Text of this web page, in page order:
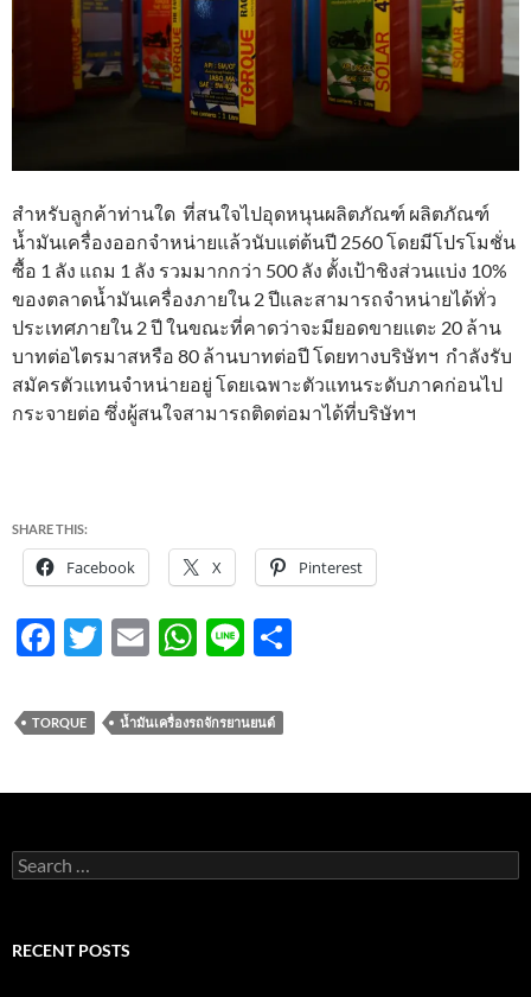
สำหรับลูกค้าท่านใด ที่สนใจไปอุดหนุนผลิตภัณฑ์ ผลิตภัณฑ์
น้ำมันเครื่องออกจำหน่ายแล้วนับแต่ต้นปี 2560 โดยมีโปรโมชั่น
ซื้อ 1 ลัง แถม 1 ลัง รวมมากกว่า 500 ลัง ตั้งเป้าชิงส่วนแบ่ง 10%
ของตลาดน้ำมันเครื่องภายใน 2 ปีและสามารถจำหน่ายได้ทั่ว
ประเทศภายใน 2 ปี ในขณะที่คาดว่าจะมียอดขายแตะ 20 ล้าน
บาทต่อไตรมาสหรือ 80 ล้านบาทต่อปี โดยทางบริษัทฯ กำลังรับ
สมัครตัวแทนจำหน่ายอยู่ โดยเฉพาะตัวแทนระดับภาคก่อนไป
กระจายต่อ ซึ่งผู้สนใจสามารถติดต่อมาได้ที่บริษัทฯ
SHARE THIS:
Facebook X Pinterest
F
e
b
o
k
T
itt
er
E
ail
W
at
s
A
p
Li
e
TORQUE น้ำมันเครื่องรถจักรยานยนต์
Search
for:
RECENT POSTS